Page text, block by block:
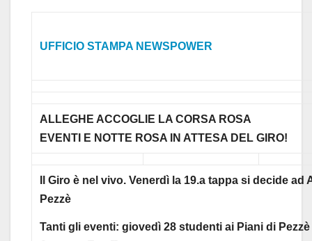
UFFICIO STAMPA NEWSPOWER
ALLEGHE ACCOGLIE LA CORSA ROSA
EVENTI E NOTTE ROSA IN ATTESA DEL GIRO!
Il Giro è nel vivo. Venerdì la 19.a tappa si decide ad
Pezzè
Tanti gli eventi: giovedì 28 studenti ai Piani di Pezzè